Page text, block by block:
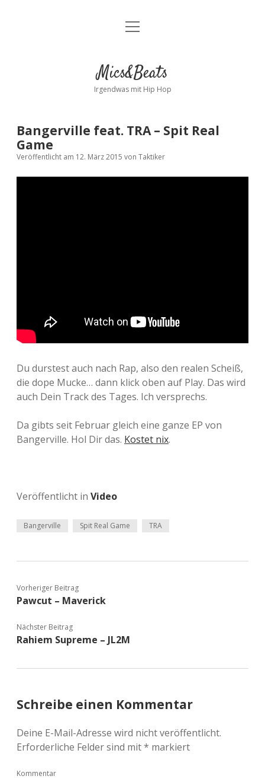
Kontakt
facebookinstagram
bandcamp
spotify
Menü
Mics&Beats
Irgendwas mit Hip Hop
Bangerville feat. TRA – Spit Real
Game
Veröffentlicht am 12. März 2015 von Taktiker
Du durstest auch nach Rap, also den realen Scheiß,
die dope Mucke… dann klick oben auf Play. Das wird
auch Dein Track des Tages. Ich versprechs.
Da gibts seit Februar gleich eine ganze EP von
Bangerville. Hol Dir das. Kostet nix.
Veröffentlicht in Video
Bangerville Spit Real Game TRA
Vorheriger Beitrag
Pawcut – Maverick
Nächster Beitrag
Rahiem Supreme – JL2M
Schreibe einen Kommentar
Deine E-Mail-Adresse wird nicht veröffentlicht.
Erforderliche Felder sind mit* markiert
Kommentar